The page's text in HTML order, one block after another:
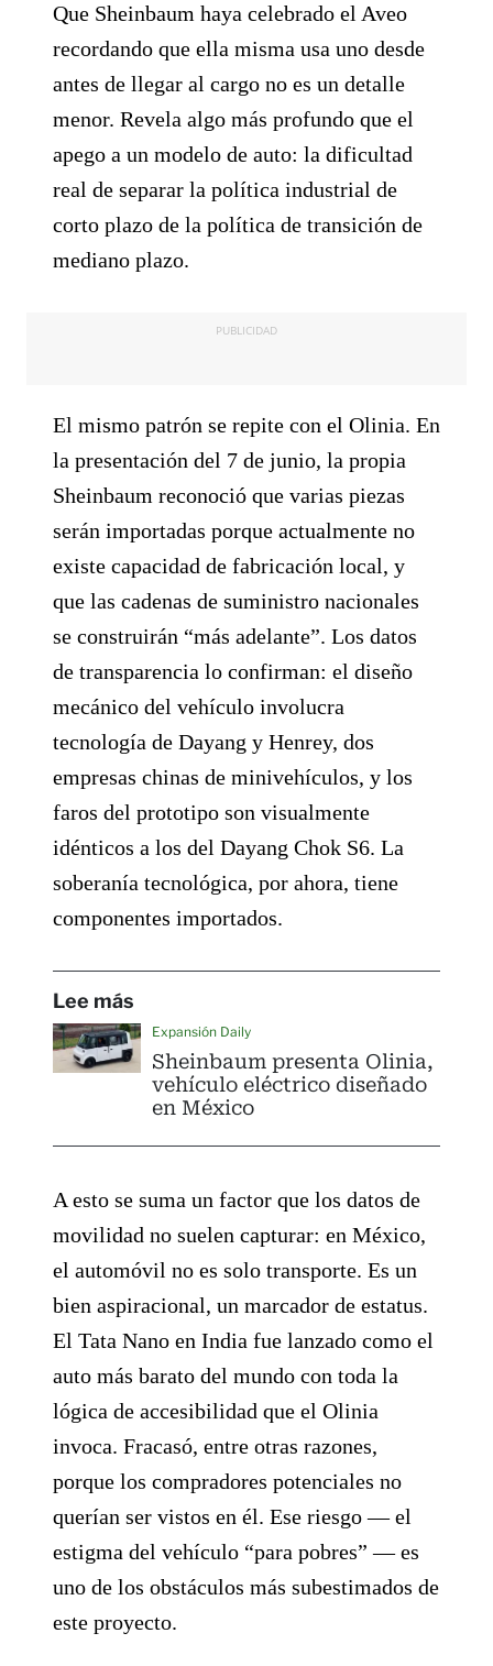
Que Sheinbaum haya celebrado el Aveo
recordando que ella misma usa uno desde
antes de llegar al cargo no es un detalle
menor. Revela algo más profundo que el
apego a un modelo de auto: la dificultad
real de separar la política industrial de
corto plazo de la política de transición de
mediano plazo.
PUBLICIDAD
El mismo patrón se repite con el Olinia. En
la presentación del 7 de junio, la propia
Sheinbaum reconoció que varias piezas
serán importadas porque actualmente no
existe capacidad de fabricación local, y
que las cadenas de suministro nacionales
se construirán “más adelante”. Los datos
de transparencia lo confirman: el diseño
mecánico del vehículo involucra
tecnología de Dayang y Henrey, dos
empresas chinas de minivehículos, y los
faros del prototipo son visualmente
idénticos a los del Dayang Chok S6. La
soberanía tecnológica, por ahora, tiene
componentes importados.
Lee más
Expansión Daily
Sheinbaum presenta Olinia,
vehículo eléctrico diseñado
en México
A esto se suma un factor que los datos de
movilidad no suelen capturar: en México,
el automóvil no es solo transporte. Es un
bien aspiracional, un marcador de estatus.
El Tata Nano en India fue lanzado como el
auto más barato del mundo con toda la
lógica de accesibilidad que el Olinia
invoca. Fracasó, entre otras razones,
porque los compradores potenciales no
querían ser vistos en él. Ese riesgo — el
estigma del vehículo “para pobres” — es
uno de los obstáculos más subestimados de
este proyecto.